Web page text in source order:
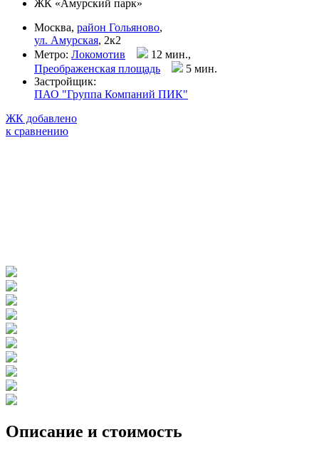
ЖК «Амурский парк»
Москва, район Гольяново,
ул. Амурская, 2к2
Метро: Локомотив
12 мин.,
Преображенская площадь
5 мин.
Застройщик:
ПАО "Группа Компаний ПИК"
ЖК добавлено
к сравнению
Описание и стоимость